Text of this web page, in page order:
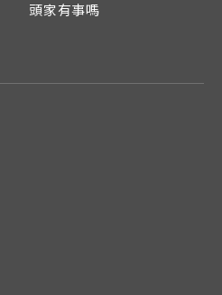
頭家有事嗎